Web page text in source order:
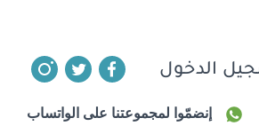
الدخول
إنضمّوا لمجموعتنا على الواتساب